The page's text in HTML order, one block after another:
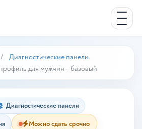
Диагностические панели
для мужчин - базовый
Диагностические панели
Можно сдать срочно